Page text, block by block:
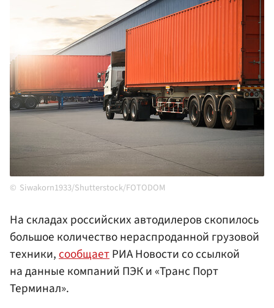
Siwakorn1933/Shutterstock/FOTODOM
На складах российских автодилеров скопилось
большое количество нераспроданной грузовой
техники,сообщаетРИА Новости со ссылкой
на данные компаний ПЭК и «Транс Порт
Терминал».